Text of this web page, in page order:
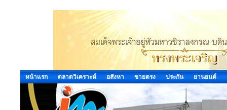
หน้าแรก ตลาดวิเคราะห์ อสังหา ขายตรง ประกัน ยานยนต์